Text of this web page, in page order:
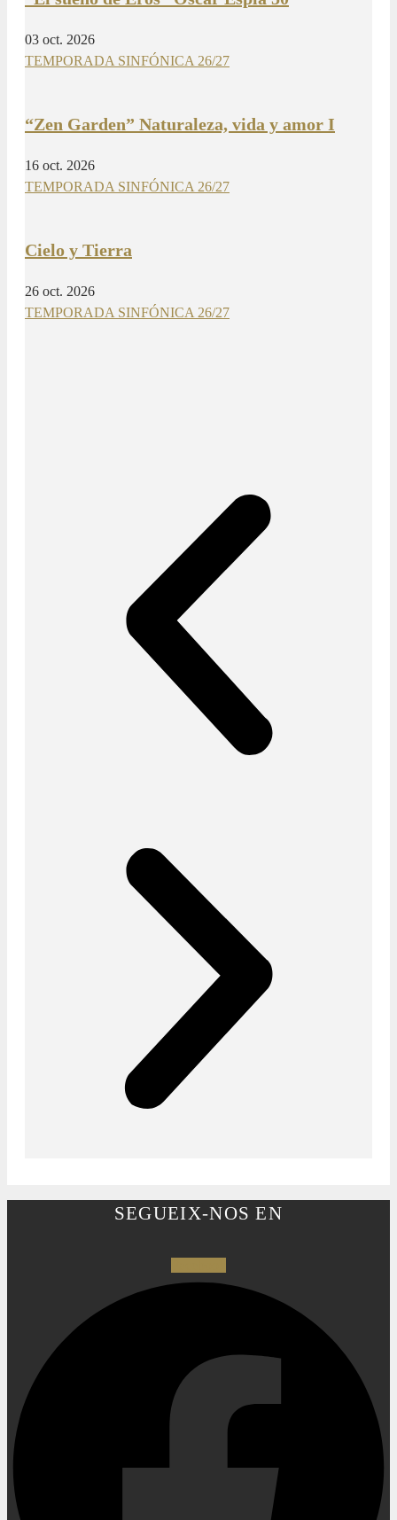
03 oct. 2026
TEMPORADA SINFÓNICA 26/27
“Zen Garden” Naturaleza, vida y amor I
16 oct. 2026
TEMPORADA SINFÓNICA 26/27
Cielo y Tierra
26 oct. 2026
TEMPORADA SINFÓNICA 26/27
SEGUEIX-NOS EN